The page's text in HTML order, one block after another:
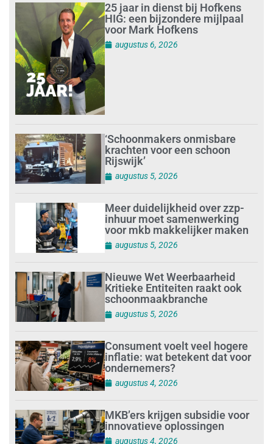
25 jaar in dienst bij Hofkens
HIG: een bijzondere mijlpaal
voor Mark Hofkens
augustus 6, 2026
‘Schoonmakers onmisbare
krachten voor een schoon
Rijswijk’
augustus 5, 2026
Meer duidelijkheid over zzp-
inhuur moet samenwerking
voor mkb makkelijker maken
augustus 5, 2026
Nieuwe Wet Weerbaarheid
Kritieke Entiteiten raakt ook
schoonmaakbranche
augustus 5, 2026
Consument voelt veel hogere
inflatie: wat betekent dat voor
ondernemers?
augustus 4, 2026
MKB’ers krijgen subsidie voor
innovatieve oplossingen
augustus 4, 2026